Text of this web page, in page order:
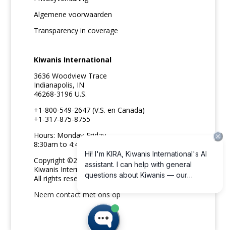
Algemene voorwaarden
Transparency in coverage
Kiwanis International
3636 Woodview Trace
Indianapolis, IN
46268-3196 U.S.
+1-800-549-2647 (V.S. en Canada)
+1-317-875-8755
Hours: Monday-Friday
8:30am to 4:45pm ET
Copyright ©2026
Kiwanis International
All rights reserved
Neem contact met ons op